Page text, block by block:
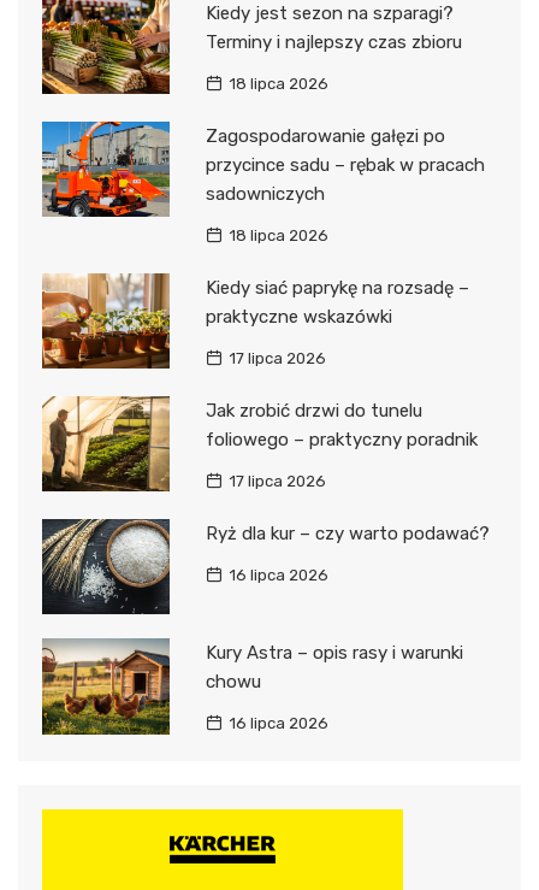
Kiedy jest sezon na szparagi?
Terminy i najlepszy czas zbioru
18 lipca 2026
Zagospodarowanie gałęzi po
przycince sadu – rębak w pracach
sadowniczych
18 lipca 2026
Kiedy siać paprykę na rozsadę –
praktyczne wskazówki
17 lipca 2026
Jak zrobić drzwi do tunelu
foliowego – praktyczny poradnik
17 lipca 2026
Ryż dla kur – czy warto podawać?
16 lipca 2026
Kury Astra – opis rasy i warunki
chowu
16 lipca 2026